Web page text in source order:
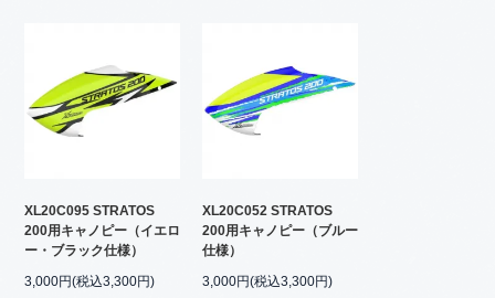
XL20C095 STRATOS
200用キャノピー（イエロ
ー・ブラック仕様）
3,000円(税込3,300円)
XL20C052 STRATOS
200用キャノピー（ブルー
仕様）
3,000円(税込3,300円)